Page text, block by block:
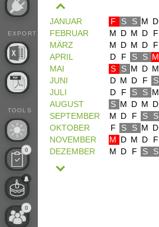
EXPORT
TOOLS
0
0
JANUAR F S S M D
FEBRUAR
M D M D F
MÄRZ
M D M D F
APRIL
D F S S M
MAI
S S M D M
JUNI
D M D F S
JULI
D F S S M
AUGUST
S M D M D
SEPTEMBER
M D F S S
OKTOBER
F S S M D
NOVEMBER
M D M D F
DEZEMBER
M D F S S